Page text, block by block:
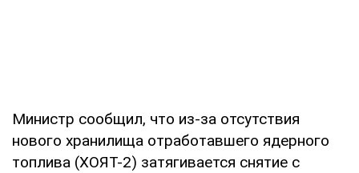
Министр сообщил, что из-за отсутствия
нового хранилища отработавшего ядерного
топлива (ХОЯТ-2) затягивается снятие с